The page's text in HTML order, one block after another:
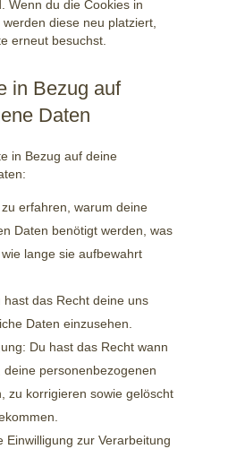
Wenn du die Cookies in
diese neu platziert,
erneut besuchst.
in Bezug auf
Daten
in Bezug auf deine
erfahren, warum deine
Daten benötigt werden, was
lange sie aufbewahrt
das Recht deine uns
Daten einzusehen.
Du hast das Recht wann
deine personenbezogenen
zu korrigieren sowie gelöscht
Einwilligung zur Verarbeitung